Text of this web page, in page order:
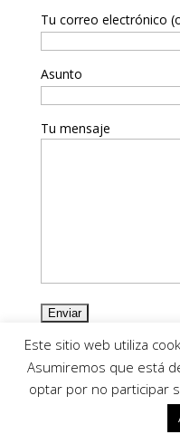
Tu correo electrónico
Asunto
Tu mensaje
Diseñado
Este sitio web utiliza
Asumiremos que está
optar por no participar